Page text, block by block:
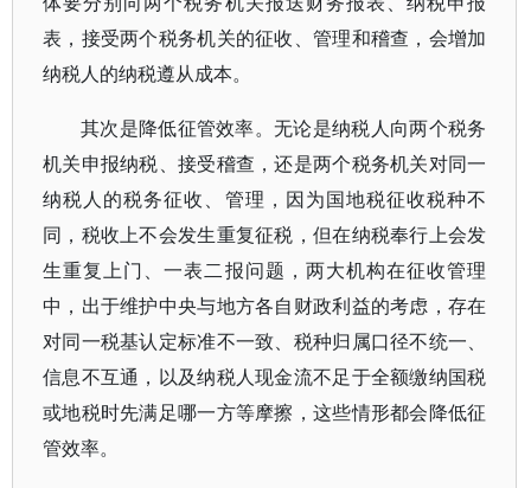
表，接受两个税务机关的征收、管理和稽查，会增加
纳税人的纳税遵从成本。
其次是降低征管效率。无论是纳税人向两个税务
机关申报纳税、接受稽查，还是两个税务机关对同一
纳税人的税务征收、管理，因为国地税征收税种不
同，税收上不会发生重复征税，但在纳税奉行上会发
生重复上门、一表二报问题，两大机构在征收管理
中，出于维护中央与地方各自财政利益的考虑，存在
对同一税基认定标准不一致、税种归属口径不统一、
信息不互通，以及纳税人现金流不足于全额缴纳国税
或地税时先满足哪一方等摩擦，这些情形都会降低征
管效率。